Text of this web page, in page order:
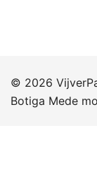
© 2026
Botiga Mede